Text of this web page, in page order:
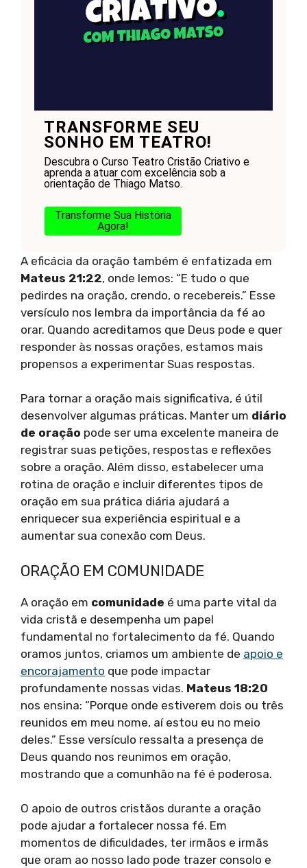
TRANSFORME SEU
SONHO EM TEATRO!
Descubra o Curso Teatro Cristão Criativo e
aprenda a atuar com excelência sob a
orientação de Thiago Matso.
Transforme Sua História
Agora!
A eficácia da oração também é enfatizada em
Mateus 21:22, onde lemos: “E tudo o que
pedirdes na oração, crendo, o recebereis.” Esse
versículo nos lembra da importância da fé ao
orar. Quando acreditamos que Deus pode e quer
responder às nossas orações, estamos mais
propensos a experimentar Suas respostas.
Para tornar a oração mais significativa, é útil
desenvolver algumas práticas. Manter um diário
de oração pode ser uma excelente maneira de
registrar suas petições, respostas e reflexões
sobre a oração. Além disso, estabelecer uma
rotina de oração e incluir diferentes tipos de
oração em sua prática diária ajudará a
enriquecer sua experiência espiritual e a
aumentar sua conexão com Deus.
ORAÇÃO EM COMUNIDADE
A oração em comunidade é uma parte vital da
vida cristã e desempenha um papel
fundamental no fortalecimento da fé. Quando
oramos juntos, criamos um ambiente de apoio e
encorajamento que pode impactar
profundamente nossas vidas. Mateus 18:20
nos ensina: “Porque onde estiverem dois ou três
reunidos em meu nome, aí estou eu no meio
deles.” Esse versículo ressalta a presença de
Deus quando nos reunimos em oração,
mostrando que a comunhão na fé é poderosa.
O apoio de outros cristãos durante a oração
pode ajudar a fortalecer nossa fé. Em
momentos de dificuldades, ter irmãos e irmãs
que oram ao nosso lado pode trazer consolo e